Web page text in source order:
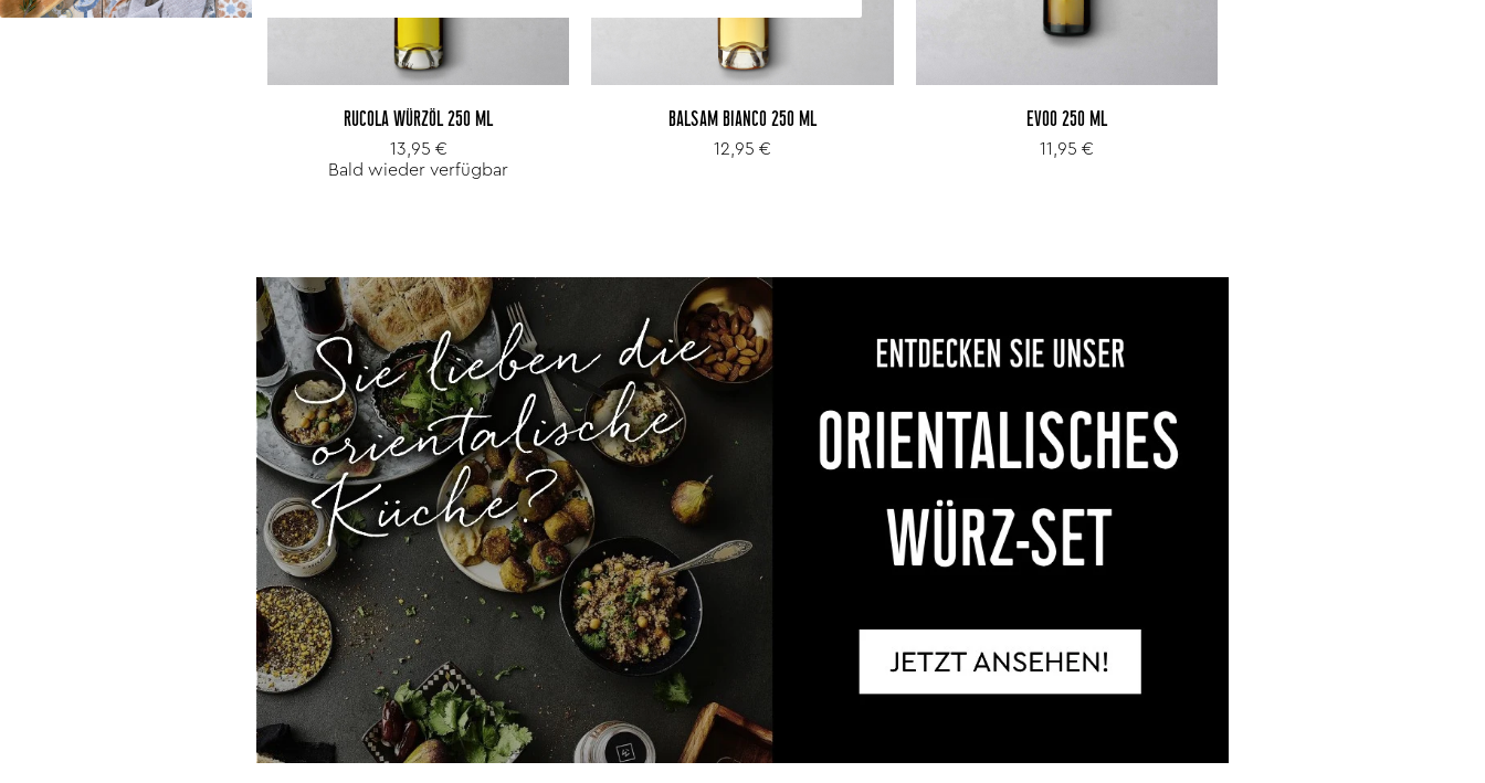
RUCOLA WÜRZÖL 250 ML
13,95 €
Bald wieder verfügbar
BALSAM BIANCO 250 ML
12,95 €
EVOO 250 ML
11,95 €